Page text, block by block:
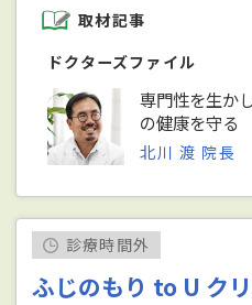
取材記事
ドクターズファイル
専門性を生か
の健康を守る
北川 渡 院長
診療時間外
ふじのもり to U ク